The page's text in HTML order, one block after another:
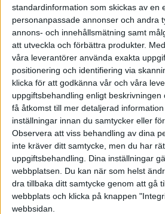
standardinformation som skickas av en
personanpassade annonser och andra
annons- och innehållsmätning samt
att utveckla och förbättra produkter.
våra leverantörer använda exakta
positionering och identifiering via
klicka för att godkänna vår och våra
uppgiftsbehandling enligt beskrivningen
få åtkomst till mer detaljerad
inställningar innan du samtycker eller
Observera att viss behandling av dina
inte kräver ditt samtycke, men du har
uppgiftsbehandling. Dina inställningar
webbplatsen. Du kan när som helst
dra tillbaka ditt samtycke genom att gå
webbplats och klicka på knappen
webbsidan.
Då önskan är att få mer tid,
oftast också detsamma, som skäl
Det vill säga att personen inte har
krävs för att denne ska få mer
umgås mer med familj, vänner
syssla med sin favorit